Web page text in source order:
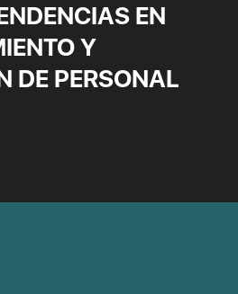
EN
Y
DE PERSONAL